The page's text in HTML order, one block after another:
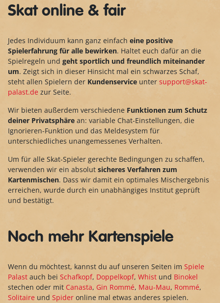
Skat online & fair
Jedes Individuum kann ganz einfach eine positive
Spielerfahrung für alle bewirken. Haltet euch dafür an die
Spielregeln und geht sportlich und freundlich miteinander
um. Zeigt sich in dieser Hinsicht mal ein schwarzes Schaf,
steht allen Spielern der Kundenservice unter support@skat-
palast.de zur Seite.
Wir bieten außerdem verschiedene Funktionen zum Schutz
deiner Privatsphäre an: variable Chat-Einstellungen, die
Ignorieren-Funktion und das Meldesystem für
unterschiedliches unangemessenes Verhalten.
Um für alle Skat-Spieler gerechte Bedingungen zu schaffen,
verwenden wir ein absolut sicheres Verfahren zum
Kartenmischen. Dass wir damit ein optimales Mischergebnis
erreichen, wurde durch ein unabhängiges Institut geprüft
und bestätigt.
Noch mehr Kartenspiele
Wenn du möchtest, kannst du auf unseren Seiten im Spiele
Palast auch bei Schafkopf, Doppelkopf, Whist und Binokel
stechen oder mit Canasta, Gin Rommé, Mau-Mau, Rommé,
Solitaire und Spider online mal etwas anderes spielen.